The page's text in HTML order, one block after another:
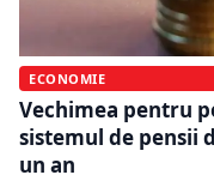
ECONOMIE
Vechimea pentru
sistemul de pensii
un an